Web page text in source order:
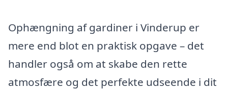
Ophængning af gardiner i Vinderup er
mere end blot en praktisk opgave – det
handler også om at skabe den rette
atmosfære og det perfekte udseende i dit